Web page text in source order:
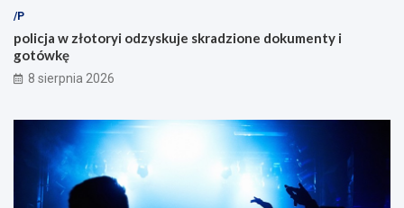
/P
policja w złotoryi odzyskuje skradzione dokumenty i
gotówkę
8 sierpnia 2026